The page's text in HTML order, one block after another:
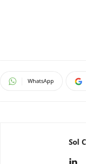
WhatsApp
Sol